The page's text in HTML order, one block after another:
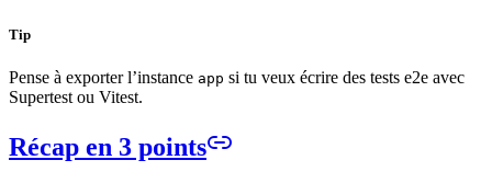
Tip
Pense à exporter l’instance app si tu veux écrire des tests e2e avec
Supertest ou Vitest.
Récap en 3 points